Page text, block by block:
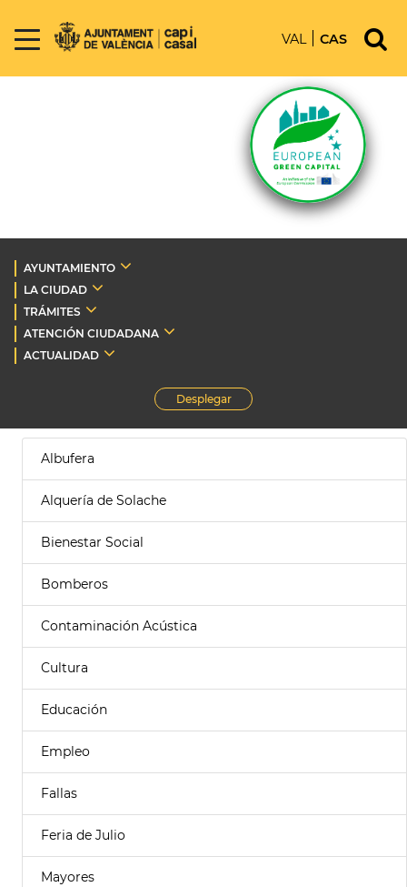
VAL CAS
AYUNTAMIENTO
LA CIUDAD
TRÁMITES
ATENCIÓN CIUDADANA
ACTUALIDAD
Desplegar
Albufera
Alquería de Solache
Bienestar Social
Bomberos
Contaminación Acústica
Cultura
Educación
Empleo
Fallas
Feria de Julio
Mayores